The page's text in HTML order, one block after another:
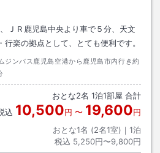
ＪＲ鹿児島中央より車で５分、天文
楽の拠点として、とても便利です。
ジンバス鹿児島空港から鹿児島市内行き約
おとな2名 1泊1部屋 合計
込 10,500円 〜 19,600円
おとな1名 (2名1室)｜ 1泊
税込 5,250円〜9,800円